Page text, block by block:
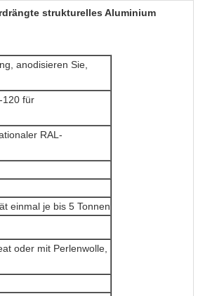
strukturelles Aluminium
anodisieren Sie,
120 für
RAL-
einmal je bis 5 Tonnen
oder mit Perlenwolle,